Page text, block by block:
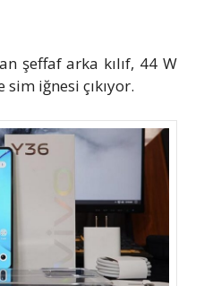
şeffaf arka kılıf, 44 W
iğnesi çıkıyor.